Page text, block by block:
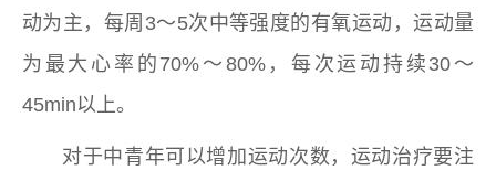
动为主，每周3～5次中等强度的有氧运动，运动量
为最大心率的70%～80%，每次运动持续30～
45min以上。
对于中青年可以增加运动次数，运动治疗要注